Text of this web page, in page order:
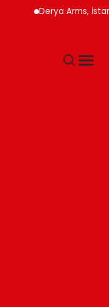
Derya Arms, İstanbul